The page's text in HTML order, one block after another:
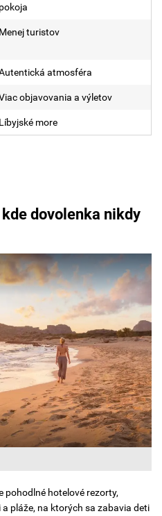
pokoja
Menej turistov
atmosféra
objavovania a výletov
Líbyjské more
dovolenka nikdy
pohodlné hotelové rezorty,
pláže, na ktorých sa zabavia deti